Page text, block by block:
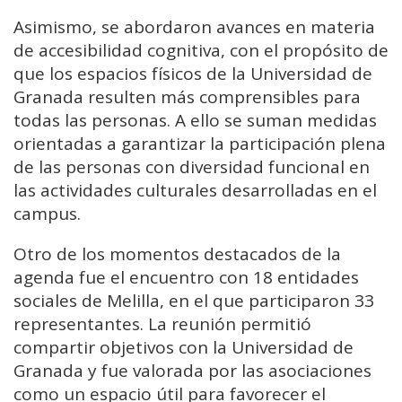
Asimismo, se abordaron avances en materia
de accesibilidad cognitiva, con el propósito de
que los espacios físicos de la Universidad de
Granada resulten más comprensibles para
todas las personas. A ello se suman medidas
orientadas a garantizar la participación plena
de las personas con diversidad funcional en
las actividades culturales desarrolladas en el
campus.
Otro de los momentos destacados de la
agenda fue el encuentro con 18 entidades
sociales de Melilla, en el que participaron 33
representantes. La reunión permitió
compartir objetivos con la Universidad de
Granada y fue valorada por las asociaciones
como un espacio útil para favorecer el